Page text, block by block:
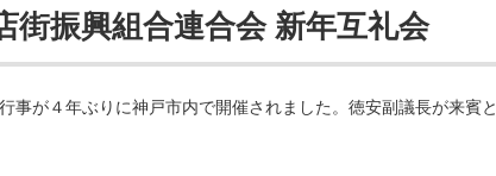
街振興組合連合会 新年互礼会
が４年ぶりに神戸市内で開催されました。徳安副議長が来賓と